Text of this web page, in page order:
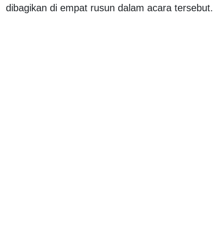
dibagikan di empat rusun dalam acara tersebut.